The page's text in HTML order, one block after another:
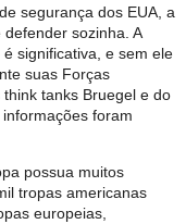
segurança dos EUA, a
sozinha. A
significativa, e sem ele
suas Forças
tanks Bruegel e do
foram
possua muitos
tropas americanas
europeias,